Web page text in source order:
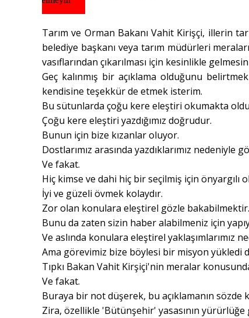
Tarım ve Orman Bakanı Vahit Kirişçi, illerin
belediye başkanı veya tarım müdürleri
vasıflarından çıkarılması için kesinlikle
Geç kalınmış bir açıklama olduğunu
kendisine teşekkür de etmek isterim.
Bu sütunlarda çoğu kere eleştiri okumakta
Çoğu kere eleştiri yazdığımız doğrudur.
Bunun için bize kızanlar oluyor.
Dostlarımız arasında yazdıklarımız nedeniyle
Ve fakat.
Hiç kimse ve dahi hiç bir seçilmiş için önyargılı
İyi ve güzeli övmek kolaydır.
Zor olan konulara eleştirel gözle bakabilmektir.
Bunu da zaten sizin haber alabilmeniz için
Ve aslında konulara eleştirel yaklaşımlarımız
Ama görevimiz bize böylesi bir misyon yükledi
Tıpkı Bakan Vahit Kirşiçi'nin meralar
Ve fakat.
Buraya bir not düşerek, bu açıklamanın sözde
Zira, özellikle 'Bütünşehir' yasasının